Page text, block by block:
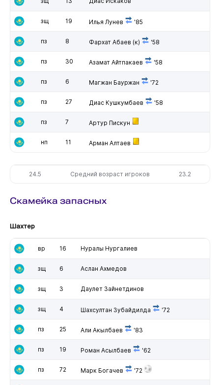
зщ 19 Илья Лунев '85
пз 8 Фархат Абаев (к) '58
пз 30 Азамат Айтпакаев '58
пз 6 Магжан Бауржан '72
пз 27 Диас Кушкумбаев '58
пз 7 Артур Пискун
нп 11 Арман Алтаев
24.5 Средний возраст игроков 23.2
Скамейка запасных
Шахтер
вр 16 Нуралы Нургалиев
зщ 6 Аслан Ахмедов
зщ 3 Даулет Зайнетдинов
зщ 4 Шахсултан Зубайдилда '72
пз 25 Али Акылбаев '83
пз 19 Роман Асылбаев '62
пз 72 Марк Богачев '72